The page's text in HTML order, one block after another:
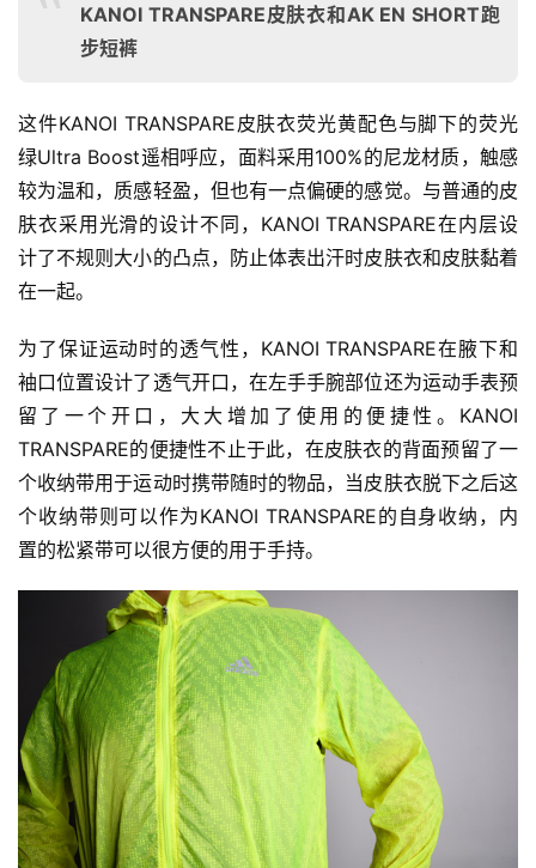
备
训
练
视
频
用
户
精
选
运
动
KANOI TRANSPARE皮肤衣和AK EN SHORT跑
步短裤
这件KANOI TRANSPARE皮肤衣荧光黄配色与脚下的荧光
绿Ultra Boost遥相呼应，面料采用100%的尼龙材质，触感
较为温和，质感轻盈，但也有一点偏硬的感觉。与普通的皮
肤衣采用光滑的设计不同，KANOI TRANSPARE在内层设
计了不规则大小的凸点，防止体表出汗时皮肤衣和皮肤黏着
在一起。
为了保证运动时的透气性，KANOI TRANSPARE在腋下和
袖口位置设计了透气开口，在左手手腕部位还为运动手表预
留了一个开口，大大增加了使用的便捷性。KANOI
TRANSPARE的便捷性不止于此，在皮肤衣的背面预留了一
个收纳带用于运动时携带随时的物品，当皮肤衣脱下之后这
个收纳带则可以作为KANOI TRANSPARE的自身收纳，内
置的松紧带可以很方便的用于手持。